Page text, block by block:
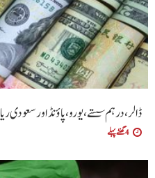
ڈالر، درہم سستے، یورو، پاؤنڈ اور
4 گھنٹے پہلے